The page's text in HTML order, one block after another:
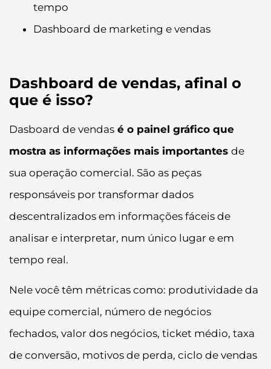
tempo
Dashboard de marketing e vendas
Dashboard de vendas, afinal o
que é isso?
Dasboard de vendas é o painel gráfico que
mostra as informações mais importantes de
sua operação comercial. São as peças
responsáveis por transformar dados
descentralizados em informações fáceis de
analisar e interpretar, num único lugar e em
tempo real.
Nele você têm métricas como: produtividade da
equipe comercial, número de negócios
fechados, valor dos negócios, ticket médio, taxa
de conversão, motivos de perda, ciclo de vendas